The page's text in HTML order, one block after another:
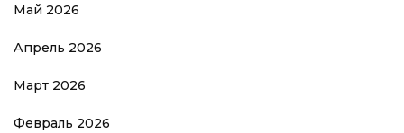
Май 2026
Апрель 2026
Март 2026
Февраль 2026